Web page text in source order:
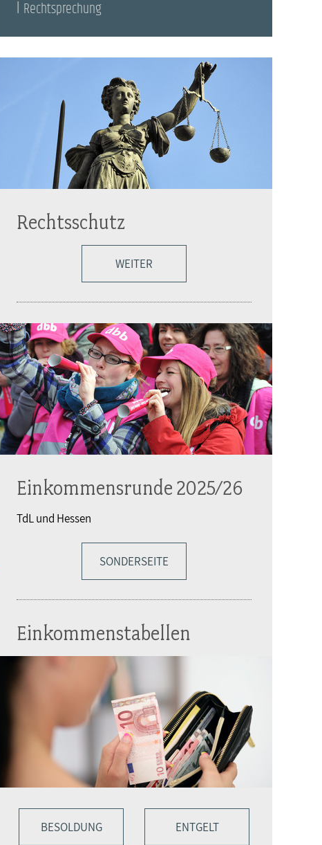
Rechtsprechung
Rechtsschutz
WEITER
Einkommensrunde 2025/26
TdL und Hessen
SONDERSEITE
Einkommenstabellen
BESOLDUNG ENTGELT